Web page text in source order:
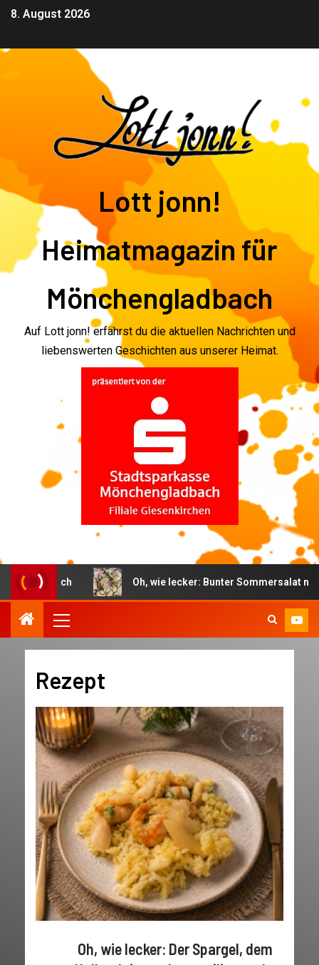
8. August 2026
Lott jonn!
Heimatmagazin für
Mönchengladbach
Auf Lott jonn! erfährst du die aktuellen Nachrichten und
liebenswerten Geschichten aus unserer Heimat.
Oh, wie lecker: Bunter Sommersalat nach
Rezept
Oh, wie lecker: Der Spargel, dem